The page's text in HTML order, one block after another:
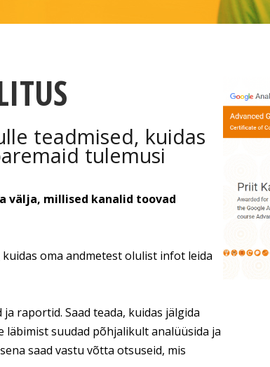
teadmised, kuidas
tulemusi
välja, millised kanalid toovad
oma andmetest olulist infot leida
raportid. Saad teada, kuidas jälgida
suudad põhjalikult analüüsida ja
saad vastu võtta otsuseid, mis